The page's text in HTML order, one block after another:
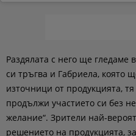
Раздялата с него ще гледаме
си тръгва и Габриела, която
източници от продукцията,
продължи участието си без
желание“. Зрители най-
решението на продукцията,